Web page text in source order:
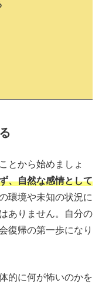
とから始めましょ
、自然な感情として
環境や未知の状況に
ありません。自分の
復帰の第一歩になり
的に何が怖いのかを